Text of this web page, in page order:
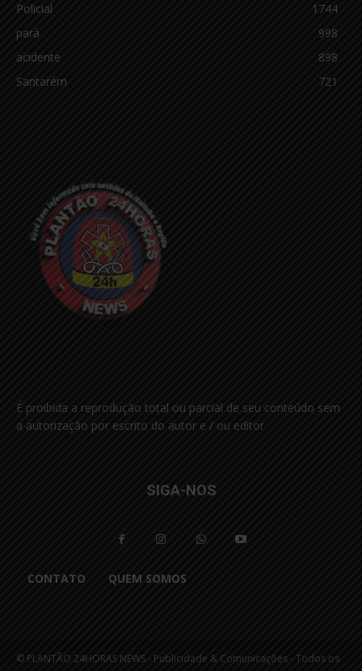
Policial
1744
pará
998
acidente
898
Santarém
721
É proibida a reprodução total ou parcial de seu conteúdo sem
a autorização por escrito do autor e / ou editor
SIGA-NOS
CONTATO QUEM SOMOS
© PLANTÃO 24HORAS NEWS - Publicidade & Comunicações - Todos os